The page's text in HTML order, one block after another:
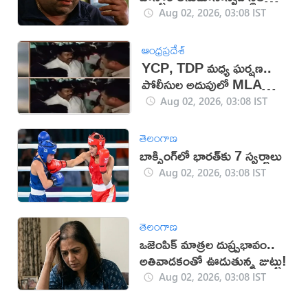
మృతిAug 02, 2026, 03:08 IST
ఆంధ్రప్రదేశ్
YCP, TDP మధ్య ఘర్షణ..
పోలీసుల అదుపులో MLA
విరూపాక్షి
Aug 02, 2026, 03:08 IST
తెలంగాణ
బాక్సింగ్‌లో భారత్‌కు 7 స్వర్ణాలు
Aug 02, 2026, 03:08 IST
తెలంగాణ
ఒజెంపిక్‌ మాత్రల దుష్ప్రభావం..
అతివాడకంతో ఊడుతున్న జుట్టు!
Aug 02, 2026, 03:08 IST